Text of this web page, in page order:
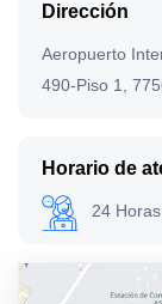
Dirección
Aeropuerto
490-Piso 1,
Horario de
24 Horas